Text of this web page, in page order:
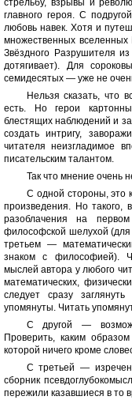
стрельбу, взрывы и
главного героя. С
любовь навек. Хотя и
множественных вселенных
Звёздного Разрушителя
дотягивает). Для
семидесятых — уже не
Нельзя сказать, что
есть. Но герои
блестящих наблюдений и
создать интригу,
читателя неизгладимое
писательским талантом.
Так что мнение очень
С одной стороны, это
произведения. Но такого,
разоблачения на
философской шелухой (для
третьем —
знаком с философией).
мыслей автора у любого
математических,
следует сразу
упомянуты. Читать
С другой —
Проверить, каким
которой ничего кроме
С третьей —
сборник
пережили казавшиеся в то